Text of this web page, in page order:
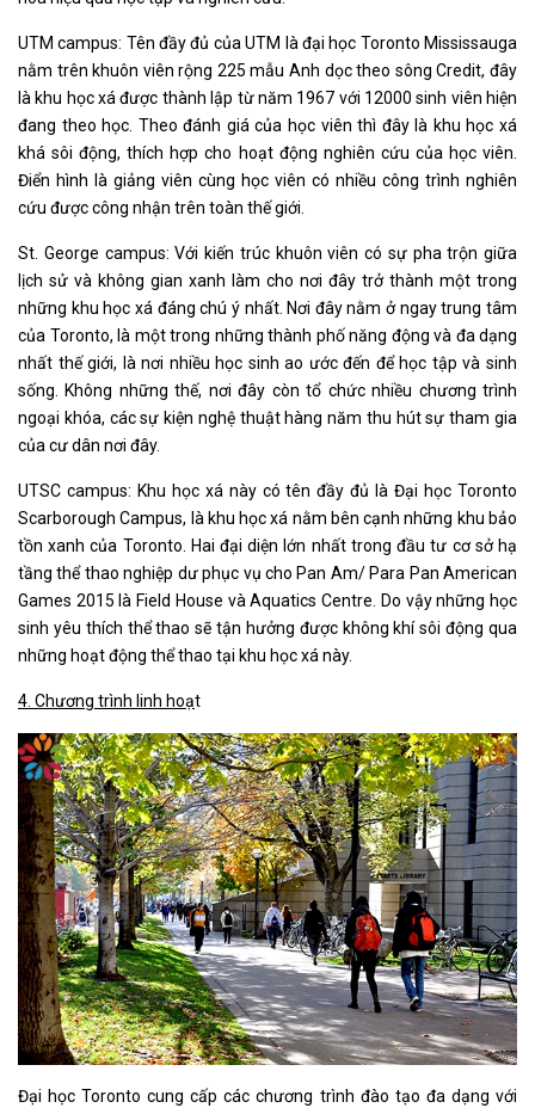
UTM campus: Tên đầy đủ của UTM là đại học Toronto Mississauga
nằm trên khuôn viên rộng 225 mẫu Anh dọc theo sông Credit, đây
là khu học xá được thành lập từ năm 1967 với 12000 sinh viên hiện
đang theo học. Theo đánh giá của học viên thì đây là khu học xá
khá sôi động, thích hợp cho hoạt động nghiên cứu của học viên.
Điển hình là giảng viên cùng học viên có nhiều công trình nghiên
cứu được công nhận trên toàn thế giới.
St. George campus: Với kiến trúc khuôn viên có sự pha trộn giữa
lịch sử và không gian xanh làm cho nơi đây trở thành một trong
những khu học xá đáng chú ý nhất. Nơi đây nằm ở ngay trung tâm
của Toronto, là một trong những thành phố năng động và đa dạng
nhất thế giới, là nơi nhiều học sinh ao ước đến để học tập và sinh
sống. Không những thế, nơi đây còn tổ chức nhiều chương trình
ngoại khóa, các sự kiện nghệ thuật hàng năm thu hút sự tham gia
của cư dân nơi đây.
UTSC campus: Khu học xá này có tên đầy đủ là Đại học Toronto
Scarborough Campus, là khu học xá nằm bên cạnh những khu bảo
tồn xanh của Toronto. Hai đại diện lớn nhất trong đầu tư cơ sở hạ
tầng thể thao nghiệp dư phục vụ cho Pan Am/ Para Pan American
Games 2015 là Field House và Aquatics Centre. Do vậy những học
sinh yêu thích thể thao sẽ tận hưởng được không khí sôi động qua
những hoạt động thể thao tại khu học xá này.
4. Chương trình linh hoạt
Đại học Toronto cung cấp các chương trình đào tạo đa dạng với